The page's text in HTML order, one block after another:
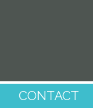
CONTACT